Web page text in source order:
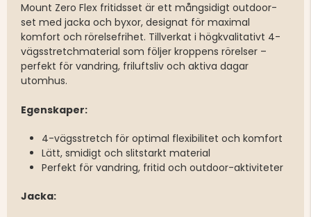
Mount Zero Flex fritidsset är ett mångsidigt outdoor-
set med jacka och byxor, designat för maximal
komfort och rörelsefrihet. Tillverkat i högkvalitativt 4-
vägsstretchmaterial som följer kroppens rörelser –
perfekt för vandring, friluftsliv och aktiva dagar
utomhus.
Egenskaper:
4-vägsstretch för optimal flexibilitet och komfort
Lätt, smidigt och slitstarkt material
Perfekt för vandring, fritid och outdoor-aktiviteter
Jacka: